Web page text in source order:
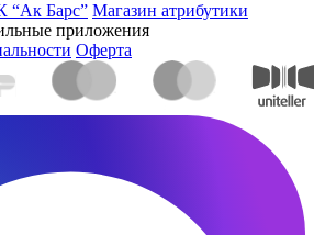
“Ак Барс” Магазин атрибутики
приложения
Оферта